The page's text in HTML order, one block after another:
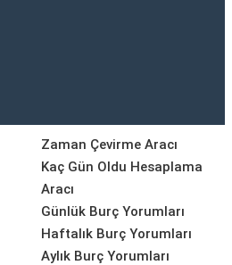
Zaman Çevirme Aracı
Kaç Gün Oldu Hesaplama
Aracı
Günlük Burç Yorumları
Haftalık Burç Yorumları
Aylık Burç Yorumları